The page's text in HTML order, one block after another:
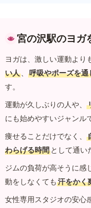
宮の沢駅のヨガ
ヨガは、激しい運動より
い人 、 呼吸やポーズを
す。
運動が久しぶりの人や、
にも始めやすいジャンル
痩せることだけでなく、
わらげる時間 として通い
ジムの負荷が高そうに感
動をしなくても 汗をかく
女性専用スタジオの安心